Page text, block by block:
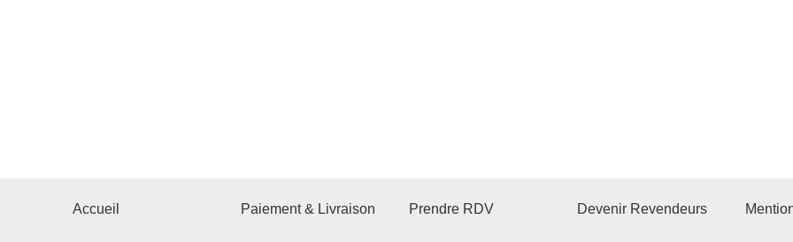
Accueil Paiement & Livraison Prendre RDV Devenir Revendeurs